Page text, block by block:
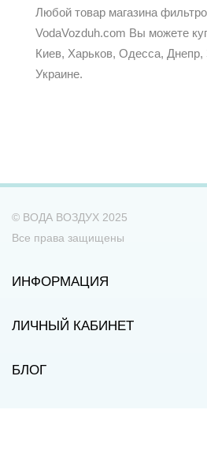
Любой товар магазина
VodaVozduh.com Вы можете
Киев, Харьков, Одесса, Днепр,
Украине.
© ВОДА ВОЗДУХ 2025
Все права защищены
ИНФОРМАЦИЯ
ЛИЧНЫЙ КАБИНЕТ
БЛОГ